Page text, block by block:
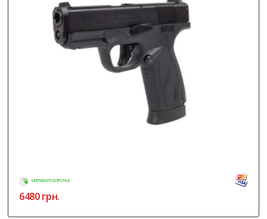
МИТТЄВА РОЗСТРОЧКА
6480грн.